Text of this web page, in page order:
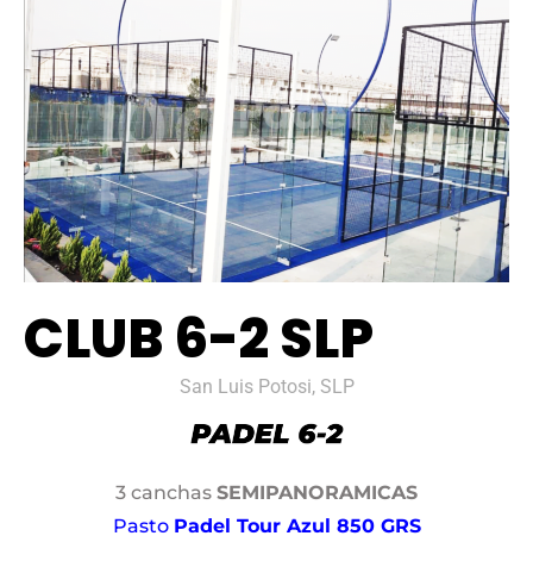
CLUB 6-2 SLP
San Luis Potosi, SLP
3 canchas SEMIPANORAMICAS
Pasto Padel Tour Azul 850 GRS